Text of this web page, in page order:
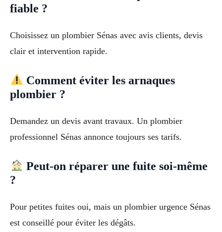
fiable ?
Choisissez un plombier Sénas avec avis clients, devis
clair et intervention rapide.
Comment éviter les arnaques
plombier ?
Demandez un devis avant travaux. Un plombier
professionnel Sénas annonce toujours ses tarifs.
Peut-on réparer une fuite soi-même
?
Pour petites fuites oui, mais un plombier urgence Sénas
est conseillé pour éviter les dégâts.